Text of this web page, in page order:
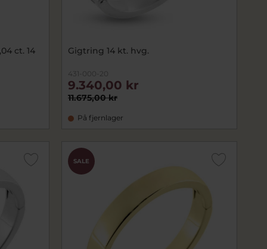
ct. 14
Gigtring 14 kt. hvg.
431-000-20
11.675,00 kr
9.340,00 kr
På fjernlager
SALE